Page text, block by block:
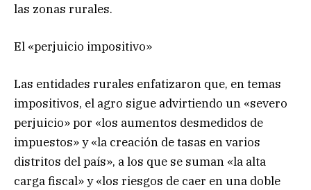
las zonas rurales.
El «perjuicio impositivo»
Las entidades rurales enfatizaron que, en temas
impositivos, el agro sigue advirtiendo un «severo
perjuicio» por «los aumentos desmedidos de
impuestos» y «la creación de tasas en varios
distritos del país», a los que se suman «la alta
carga fiscal» y «los riesgos de caer en una doble